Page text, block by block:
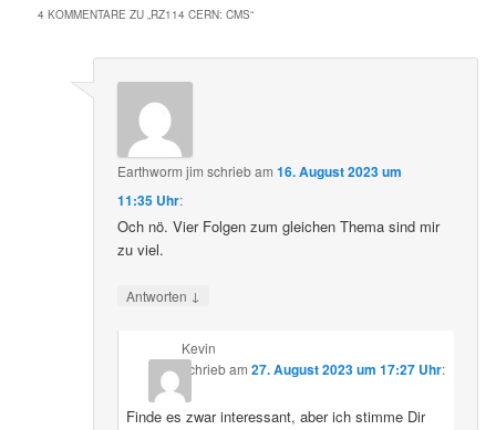
4 KOMMENTARE ZU „ RZ114 CERN: CMS“
Earthworm jim schriebam16. August 2023 um
11:35 Uhr:
Och nö. Vier Folgen zum gleichen Thema sind mir
zu viel.
Antworten ↓
Kevin
schriebam 27. August 2023 um 17:27 Uhr:
Finde es zwar interessant, aber ich stimme Dir